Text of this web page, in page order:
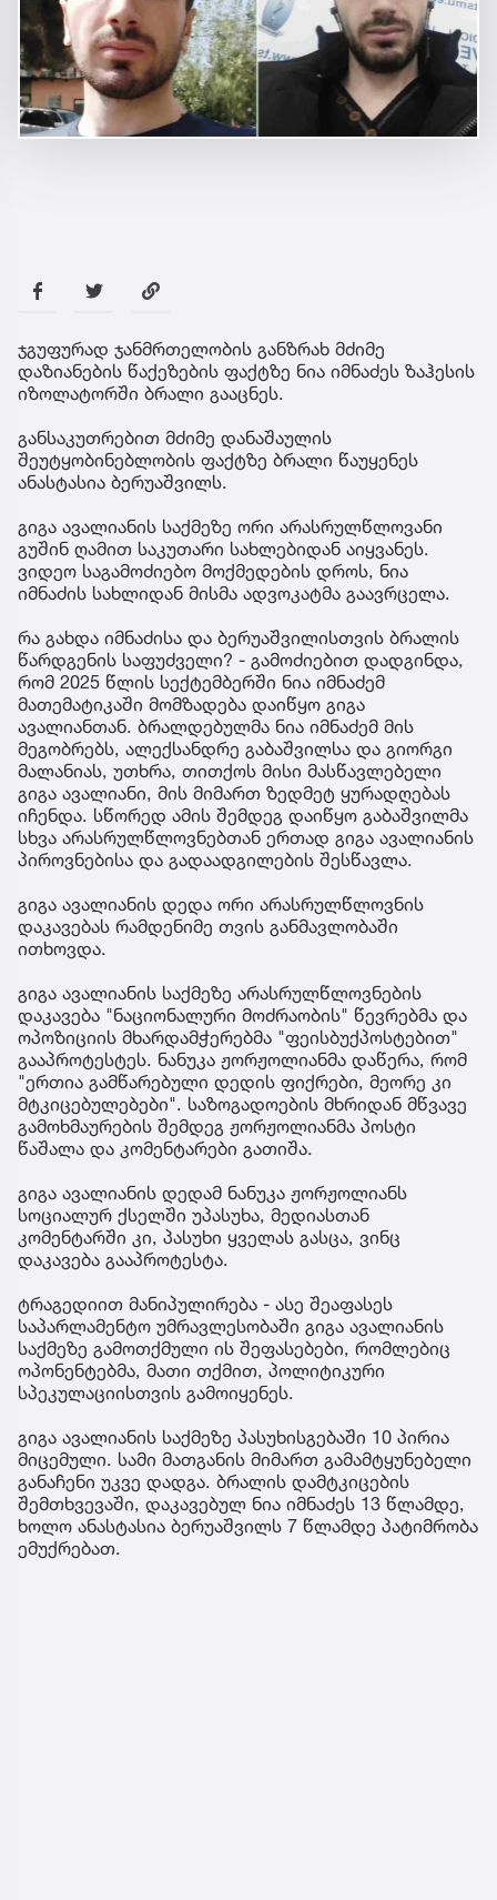
ჯგუფურად ჯანმრთელობის განზრახ მძიმე
დაზიანების წაქეზების ფაქტზე ნია იმნაძეს ზაჰესის
იზოლატორში ბრალი გააცნეს.
განსაკუთრებით მძიმე დანაშაულის
შეუტყობინებლობის ფაქტზე ბრალი წაუყენეს
ანასტასია ბერუაშვილს.
გიგა ავალიანის საქმეზე ორი არასრულწლოვანი
გუშინ ღამით საკუთარი სახლებიდან აიყვანეს.
ვიდეო საგამოძიებო მოქმედების დროს, ნია
იმნაძის სახლიდან მისმა ადვოკატმა გაავრცელა.
რა გახდა იმნაძისა და ბერუაშვილისთვის ბრალის
წარდგენის საფუძველი? - გამოძიებით დადგინდა,
რომ 2025 წლის სექტემბერში ნია იმნაძემ
მათემატიკაში მომზადება დაიწყო გიგა
ავალიანთან. ბრალდებულმა ნია იმნაძემ მის
მეგობრებს, ალექსანდრე გაბაშვილსა და გიორგი
მალანიას, უთხრა, თითქოს მისი მასწავლებელი
გიგა ავალიანი, მის მიმართ ზედმეტ ყურადღებას
იჩენდა. სწორედ ამის შემდეგ დაიწყო გაბაშვილმა
სხვა არასრულწლოვნებთან ერთად გიგა ავალიანის
პიროვნებისა და გადაადგილების შესწავლა.
გიგა ავალიანის დედა ორი არასრულწლოვნის
დაკავებას რამდენიმე თვის განმავლობაში
ითხოვდა.
გიგა ავალიანის საქმეზე არასრულწლოვნების
დაკავება "ნაციონალური მოძრაობის" წევრებმა და
ოპოზიციის მხარდამჭერებმა "ფეისბუქპოსტებით"
გააპროტესტეს. ნანუკა ჟორჟოლიანმა დაწერა, რომ
"ერთია გამწარებული დედის ფიქრები, მეორე კი
მტკიცებულებები". საზოგადოების მხრიდან მწვავე
გამოხმაურების შემდეგ ჟორჟოლიანმა პოსტი
წაშალა და კომენტარები გათიშა.
გიგა ავალიანის დედამ ნანუკა ჟორჟოლიანს
სოციალურ ქსელში უპასუხა, მედიასთან
კომენტარში კი, პასუხი ყველას გასცა, ვინც
დაკავება გააპროტესტა.
ტრაგედიით მანიპულირება - ასე შეაფასეს
საპარლამენტო უმრავლესობაში გიგა ავალიანის
საქმეზე გამოთქმული ის შეფასებები, რომლებიც
ოპონენტებმა, მათი თქმით, პოლიტიკური
სპეკულაციისთვის გამოიყენეს.
გიგა ავალიანის საქმეზე პასუხისგებაში 10 პირია
მიცემული. სამი მათგანის მიმართ გამამტყუნებელი
განაჩენი უკვე დადგა. ბრალის დამტკიცების
შემთხვევაში, დაკავებულ ნია იმნაძეს 13 წლამდე,
ხოლო ანასტასია ბერუაშვილს 7 წლამდე პატიმრობა
ემუქრებათ.